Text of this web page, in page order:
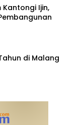
Kantongi Ijin,
di Malang